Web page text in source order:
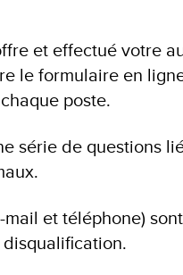
et effectué votre
le formulaire en
poste.
série de questions
et téléphone)